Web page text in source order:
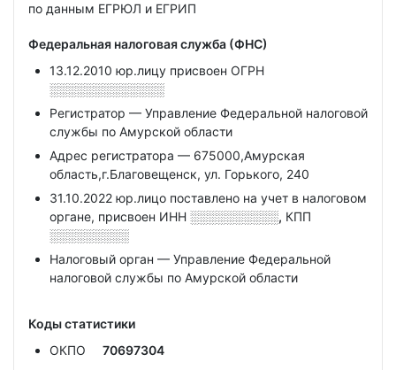
по данным ЕГРЮЛ и ЕГРИП
Федеральная налоговая служба (ФНС)
13.12.2010 юр.лицу присвоен ОГРН
░░░░░░░░░░░░░
Регистратор — Управление Федеральной налоговой
службы по Амурской области
Адрес регистратора — 675000,Амурская
область,г.Благовещенск, ул. Горького, 240
31.10.2022 юр.лицо поставлено на учет в налоговом
органе, присвоен ИНН ░░░░░░░░░░, КПП
░░░░░░░░░
Налоговый орган — Управление Федеральной
налоговой службы по Амурской области
Коды статистики
ОКПО
70697304